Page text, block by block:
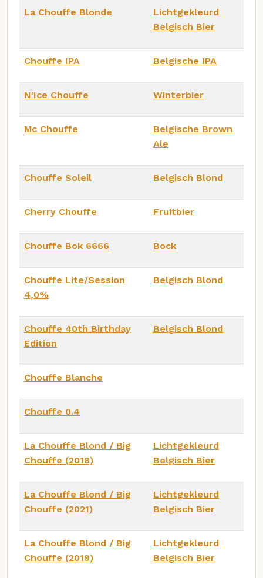
La Chouffe Blonde
Lichtgekleurd
Belgisch Bier
Chouffe IPA Belgische IPA
N'Ice Chouffe Winterbier
Mc Chouffe
Belgische Brown
Ale
Chouffe Soleil Belgisch Blond
Cherry Chouffe Fruitbier
Chouffe Bok 6666 Bock
Chouffe Lite/Session
4,0%
Belgisch Blond
Chouffe 40th Birthday
Edition
Belgisch Blond
Chouffe Blanche
Chouffe 0.4
La Chouffe Blond / Big
Chouffe (2018)
Lichtgekleurd
Belgisch Bier
La Chouffe Blond / Big
Chouffe (2021)
Lichtgekleurd
Belgisch Bier
La Chouffe Blond / Big
Chouffe (2019)
Lichtgekleurd
Belgisch Bier